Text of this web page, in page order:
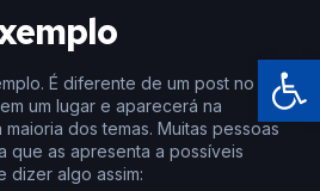
É diferente de um post no blog
um lugar e aparecerá na
dos temas. Muitas pessoas
que as apresenta a possíveis
dizer algo assim: